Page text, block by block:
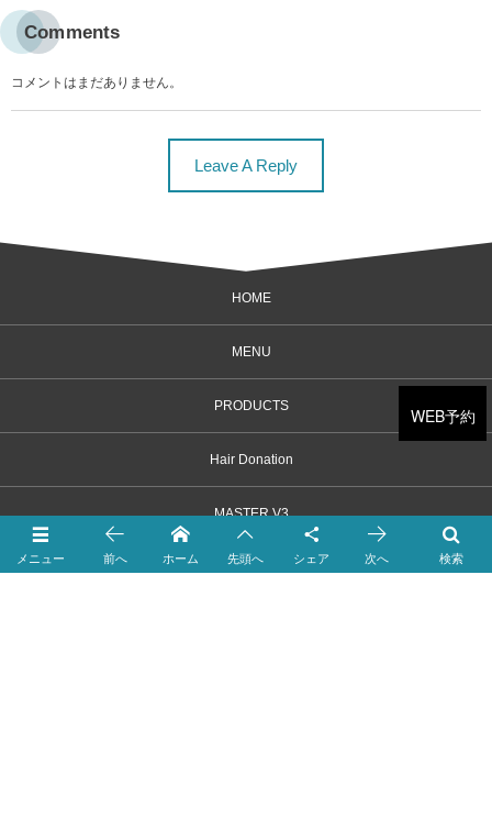
Comments
コメントはまだありません。
Leave A Reply
WEB予約
HOME
MENU
PRODUCTS
Hair Donation
MASTER V3
SALON INFORMATION
検索
メニュー 前へ ホーム 先頭へ シェア 次へ